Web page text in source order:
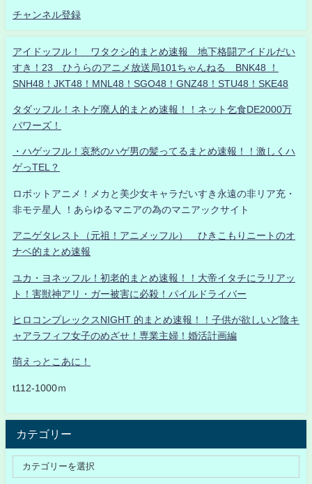
チャンネル登録
アイドッフル！ ワタクシ的まとめ速報 地下格闘アイドルだい
すき！23 ひうらのアニメ放送局101ちゃんねる BNK48 ！
SNH48！JKT48！MNL48！SGO48！GNZ48！STU48！SKE48
タダッフル！ネトゲ廃人的まとめ速報！！ネット乞食DE2000万
パワーズ！
・ハゲッフル！哀愁のハゲ男の髪ってるまとめ速報！！激しくハ
ゲっTEL？
ロボットアニメ！メカと美少女キャラだいすき永遠の非リア充・
非モテ星人 ！あらゆるマニアの為のマニアックサイト
アニゲタレスト（元祖！アニメッフル） ひきこもりニートのオ
ナベ的まとめ速報
ユカ・ヨネッフル！初老的まとめ速報！！大帝イタチにラリアッ
ト！害獣神アリ・ガー被害に必殺！パイルドライバー
ヒロコンプレックスNIGHT 的まとめ速報！！子供が欲しいど陰キ
ャアラフィフ女子のめざせ！専業主婦！婚活計画編
萌えっとこあに！
t112-1000ｍ
カテゴリー